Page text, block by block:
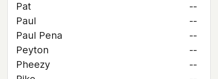
Pat
--
Paul
--
Paul Pena
--
Peyton
--
Pheezy
--